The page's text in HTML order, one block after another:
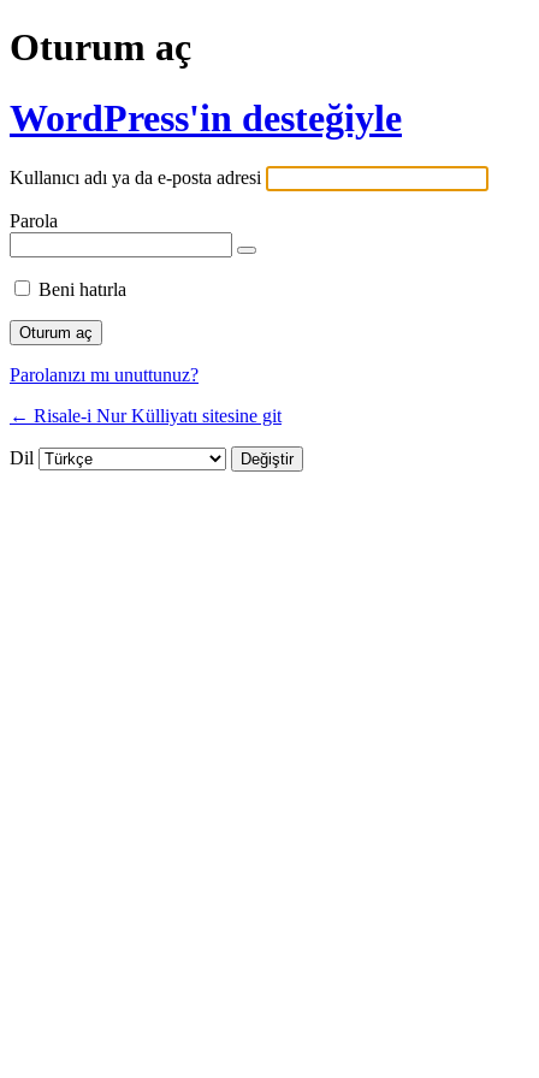
Oturum aç
WordPress'in desteğiyle
Kullanıcı adı ya da e-posta adresi
Parola
Beni hatırla
Parolanızı mı unuttunuz?
← Risale-i Nur Külliyatı sitesine git
Dil